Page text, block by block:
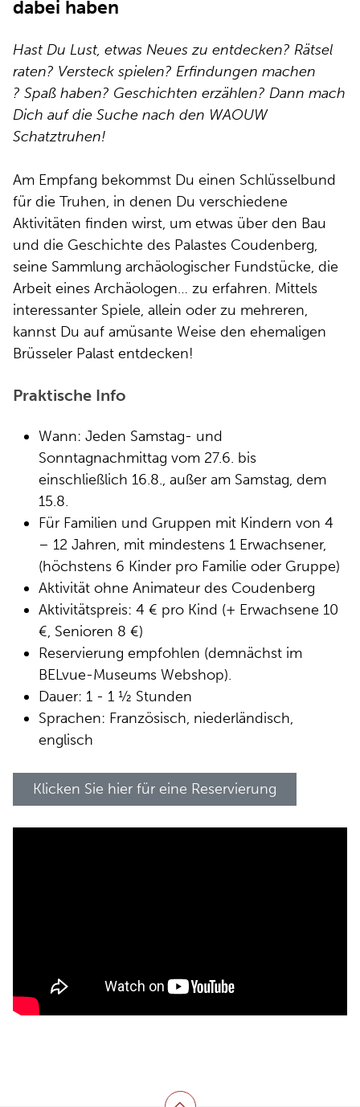
dabei haben
Hast Du Lust, etwas Neues zu entdecken? Rätsel
raten? Versteck spielen? Erfindungen machen
? Spaß haben? Geschichten erzählen? Dann mach
Dich auf die Suche nach den WAOUW
Schatztruhen!
Am Empfang bekommst Du einen Schlüsselbund
für die Truhen, in denen Du verschiedene
Aktivitäten finden wirst, um etwas über den Bau
und die Geschichte des Palastes Coudenberg,
seine Sammlung archäologischer Fundstücke, die
Arbeit eines Archäologen… zu erfahren. Mittels
interessanter Spiele, allein oder zu mehreren,
kannst Du auf amüsante Weise den ehemaligen
Brüsseler Palast entdecken!
Praktische Info
Wann: Jeden Samstag- und
Sonntagnachmittag vom 27.6. bis
einschließlich 16.8., außer am Samstag, dem
15.8.
Für Familien und Gruppen mit Kindern von 4
– 12 Jahren, mit mindestens 1 Erwachsener,
(höchstens 6 Kinder pro Familie oder Gruppe)
Aktivität ohne Animateur des Coudenberg
Aktivitätspreis: 4 € pro Kind (+ Erwachsene 10
€, Senioren 8 €)
Reservierung empfohlen (demnächst im
BELvue-Museums Webshop).
Dauer: 1 - 1 ½ Stunden
Sprachen: Französisch, niederländisch,
englisch
Klicken Sie hier für eine Reservierung